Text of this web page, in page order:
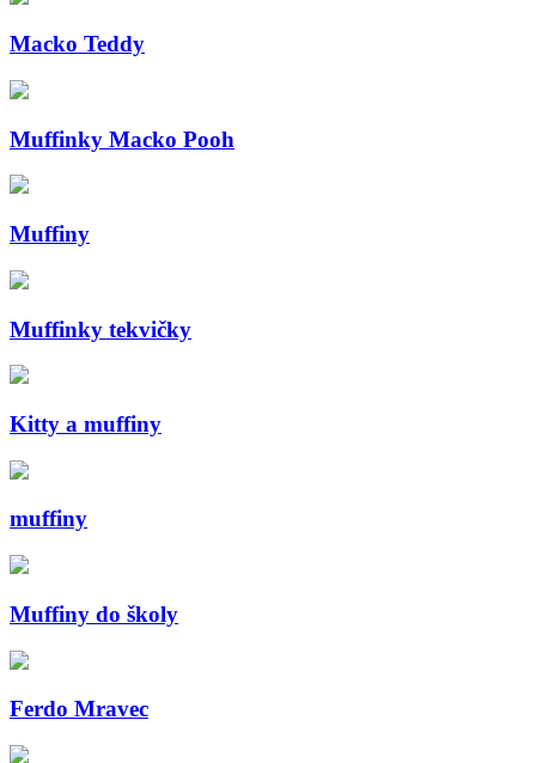
Macko Teddy
Muffinky Macko Pooh
Muffiny
Muffinky tekvičky
Kitty a muffiny
muffiny
Muffiny do školy
Ferdo Mravec